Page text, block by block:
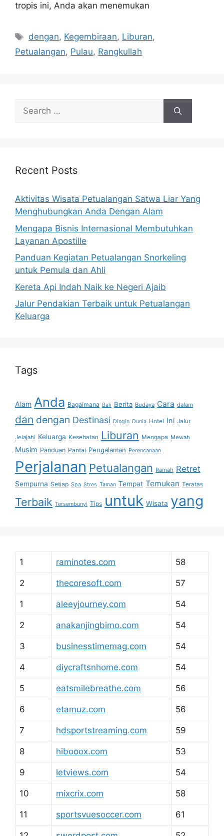
tropis ini, Anda akan menemukan
Tags
dengan, Kegembiraan, Liburan,
Petualangan, Pulau, Rangkullah
Search
for:
Recent Posts
Aktivitas Wisata Petualangan Satwa Liar Yang
Menghubungkan Anda Dengan Alam
Mengapa Bisnis Internasional Membutuhkan
Layanan Apostille
Panduan Kegiatan Petualangan Snorkeling
untuk Pemula dan Ahli
Kereta Api Indah Naik ke Negeri Ajaib
Jalur Pendakian Terbaik untuk Petualangan
Keluarga
Tags
Alam Anda Bagaimana Bali Berita Budaya Cara dalam
dan dengan Destinasi Dingin Dunia Hotel Ini Jalur
Jelajahi Keluarga Kesehatan Liburan Mengapa Mewah
Musim Panduan Pantai Pengalaman Perencanaan
Perjalanan Petualangan Ramah Retret
Sempurna Setiap Spa Stres Taman Tempat Temukan Teratas
Terbaik Tersembunyi Tips untuk Wisata yang
1 raminotes.com 58
2 thecoresoft.com 57
1 aleeyjourney.com 54
2 anakanjingbimo.com 54
3 businesstimemag.com 54
4 diycraftsnhome.com 54
5 eatsmilebreathe.com 56
6 etamuz.com 56
7 hdsportstreaming.com 59
8 hibooox.com 53
9 letviews.com 54
10 mixcrix.com 58
11 sportsvuesoccer.com 61